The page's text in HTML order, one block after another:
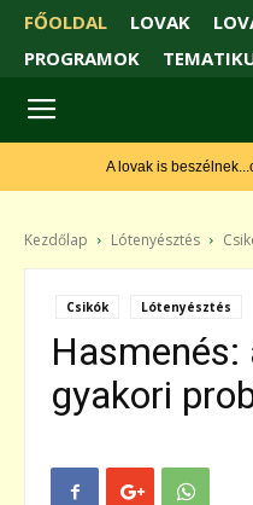
FŐOLDAL LOVAK
PROGRAMOK
A lovak is
Kezdőlap Lótenyésztés
Csikók Lótenyésztés
gyakori